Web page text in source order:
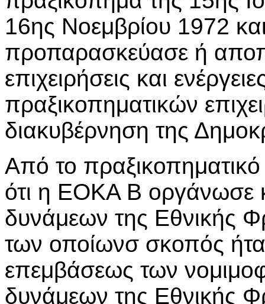
16ης Νοεμβρίου 1972
προπαρασκεύασε ή
επιχειρήσεις και
πραξικοπηματικών
διακυβέρνηση της
Από το
ότι η ΕΟΚΑ Β οργάνωσε
δυνάμεων της Εθνικής
των οποίωνσ σκοπός
επεμβάσεως των
δυνάμεων της Εθνικής